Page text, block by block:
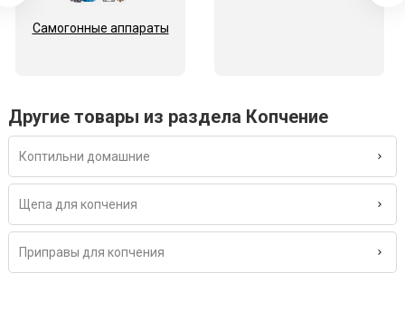
Самогонные аппараты
Другие товары из раздела Копчение
Коптильни домашние
Щепа для копчения
Приправы для копчения